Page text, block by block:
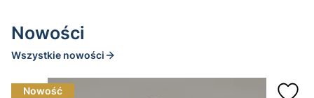
Nowości
Wszystkie nowości
Nowość